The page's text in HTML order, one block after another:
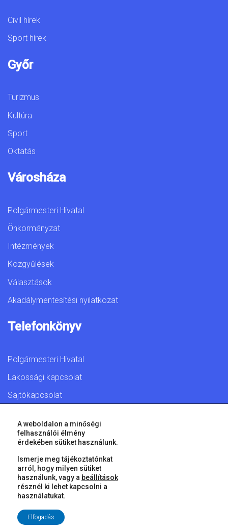
Civil hírek
Sport hírek
Győr
Turizmus
Kultúra
Sport
Oktatás
Városháza
Polgármesteri Hivatal
Önkormányzat
Intézmények
Közgyűlések
Választások
Akadálymentesítési nyilatkozat
Telefonkönyv
Polgármesteri Hivatal
Lakossági kapcsolat
Sajtókapcsolat
© 2026 Győr Megyei Jogú Város • Minden jog fenntartva!
A weboldalon a minőségi
felhasználói élmény
érdekében sütiket használunk.
Ismerje meg tájékoztatónkat
arról, hogy milyen sütiket
használunk, vagy a beállítások
résznél ki lehet kapcsolni a
használatukat.
Elfogadás